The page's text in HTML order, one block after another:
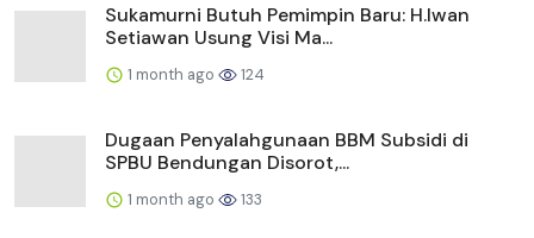
Sukamurni Butuh Pemimpin Baru: H.Iwan
Setiawan Usung Visi Ma...
1 month ago 124
Dugaan Penyalahgunaan BBM Subsidi di
SPBU Bendungan Disorot,...
1 month ago 133